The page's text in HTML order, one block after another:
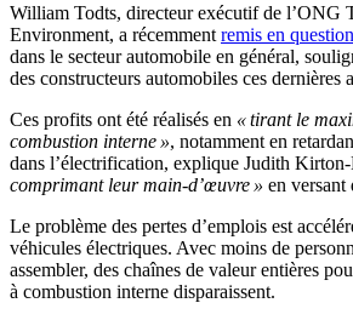
William Todts, directeur exécutif de l’ONG
Environment, a récemment remis en question
dans le secteur automobile en général,
des constructeurs automobiles ces dernières
Ces profits ont été réalisés en « tirant le
combustion interne », notamment en
dans l’électrification, explique Judith
comprimant leur main-d’œuvre » en versant
Le problème des pertes d’emplois est
véhicules électriques. Avec moins de
assembler, des chaînes de valeur entières
à combustion interne disparaissent.